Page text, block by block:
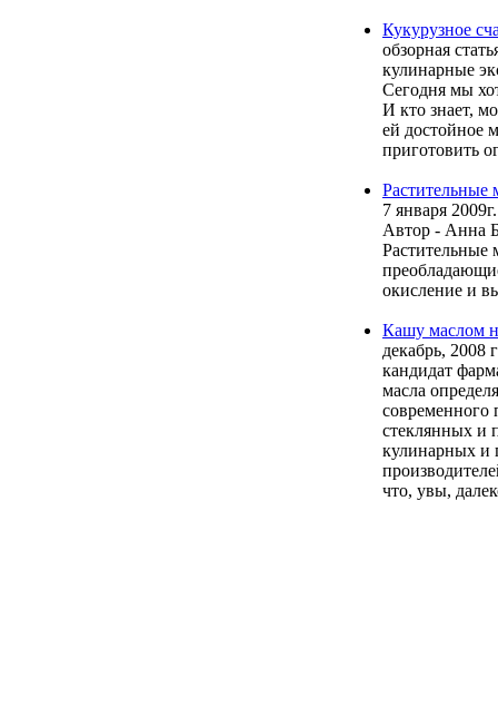
Кукурузное
обзорная
кулинарные
Сегодня мы
И кто знает,
ей достойное
приготовить
Растительные
7 января 2009г.
Автор - Анна
окисление и
Кашу маслом
декабрь, 2008
кандидат
масла
современного
стеклянных и
кулинарных и
что, увы,